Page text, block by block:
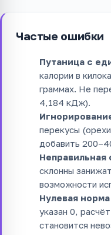
Частые ошибки
Путаница с
калории в
граммах. Не
4,184 кДж).
перекусы
добавить
Неправильная
склонны
возможности
Нулевая
указан 0,
становится